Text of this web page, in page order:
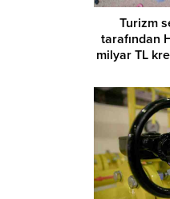
Turizm
tarafından
milyar TL